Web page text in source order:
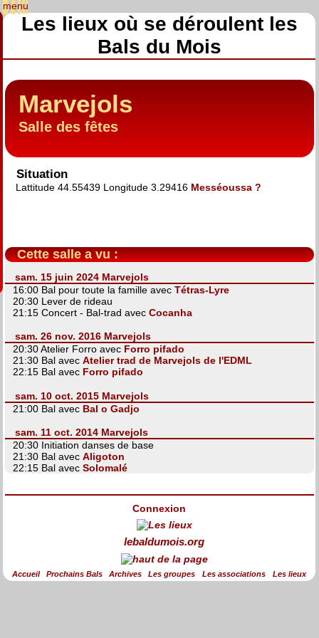
Les lieux où se déroulent les
Bals du Mois
Marvejols
Salle des fêtes
Situation
Lattitude 44.55439 Longitude 3.29416 Messéoussa ?
Cette salle a vu :
sam. 15 juin 2024 Marvejols
16:00 Bal pour toute la famille avec Tétras-Lyre
20:30 Lever de rideau
21:15 Concert - Bal-trad avec Cocanha
sam. 26 nov. 2016 Marvejols
20:30 Atelier Forro avec Forro pifado
21:30 Bal avec Atelier trad de Marvejols de l'EDML
22:15 Bal avec Forro pifado
sam. 10 oct. 2015 Marvejols
21:00 Bal avec Bal o Gadjo
sam. 11 oct. 2014 Marvejols
20:30 Initiation danses de base
21:30 Bal avec Aligoton
22:15 Bal avec Solomalé
Connexion
lebaldumois.org
Accueil Prochains Bals Archives Les groupes Les associations Les lieux